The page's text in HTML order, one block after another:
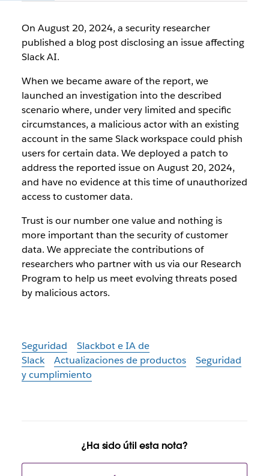
Slack Security Update
El equipo de Slack
On August 20, 2024, a security researcher
published a blog post disclosing an issue affecting
Slack AI.
When we became aware of the report, we
launched an investigation into the described
scenario where, under very limited and specific
circumstances, a malicious actor with an existing
account in the same Slack workspace could phish
users for certain data. We deployed a patch to
address the reported issue on August 20, 2024,
and have no evidence at this time of unauthorized
access to customer data.
Trust is our number one value and nothing is
more important than the security of customer
data. We appreciate the contributions of
researchers who partner with us via our Research
Program to help us meet evolving threats posed
by malicious actors.
Seguridad
Slackbot e IA de
Slack
Actualizaciones de productos
Seguridad
y cumplimiento
¿Ha sido útil esta nota?